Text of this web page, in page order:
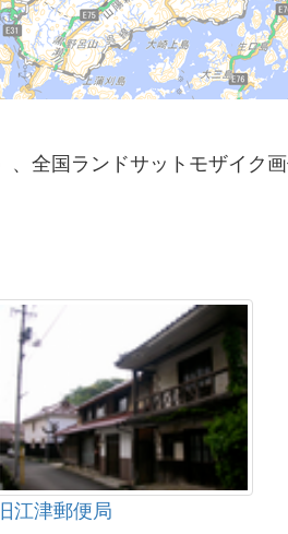
、全国ランドサットモザイク
江津郵便局